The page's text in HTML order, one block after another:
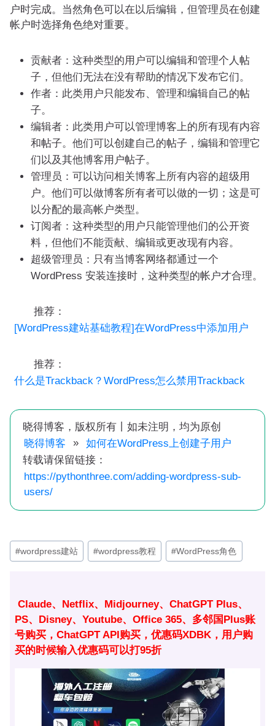
户时完成。当然角色可以在以后编辑，但管理员在创建
帐户时选择角色绝对重要。
贡献者：这种类型的用户可以编辑和管理个人帖
子，但他们无法在没有帮助的情况下发布它们。
作者：此类用户只能发布、管理和编辑自己的帖
子。
编辑者：此类用户可以管理博客上的所有现有内容
和帖子。他们可以创建自己的帖子，编辑和管理它
们以及其他博客用户帖子。
管理员：可以访问相关博客上所有内容的超级用
户。他们可以做博客所有者可以做的一切；这是可
以分配的最高帐户类型。
订阅者：这种类型的用户只能管理他们的公开资
料，但他们不能贡献、编辑或更改现有内容。
超级管理员：只有当博客网络都通过一个
WordPress 安装连接时，这种类型的帐户才合理。
推荐：
[WordPress建站基础教程]在WordPress中添加用户
推荐：
什么是Trackback？WordPress怎么禁用Trackback
晓得博客，版权所有丨如未注明，均为原创
晓得博客
»
如何在WordPress上创建子用户
转载请保留链接：
https://pythonthree.com/adding-wordpress-sub-
users/
文
章
#wordpress建站 #wordpress教程 #WordPress角色
Claude、Netflix、Midjourney、ChatGPT Plus、
PS、Disney、Youtube、Office 365、多邻国Plus账
号购买，ChatGPT API购买，优惠码XDBK，用户购
买的时候输入优惠码可以打95折